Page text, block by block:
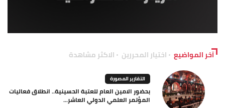
آخر المواضيع اختيار المحررين الاكثر مشاهدة
التقارير المصورة
بحضور الامين العام للعتبة الحسينية.. انطلاق فعاليات
المؤتمر العلمي الدولي العاشر...